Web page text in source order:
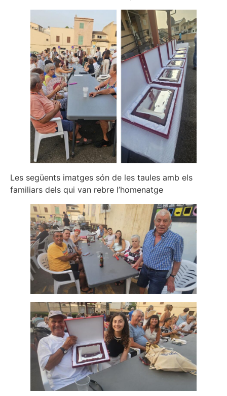
Les següents imatges són de les taules amb els
familiars dels qui van rebre l’homenatge